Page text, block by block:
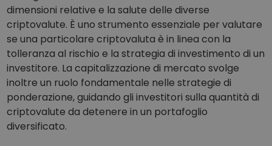
dimensioni relative e la salute delle diverse
criptovalute. È uno strumento essenziale per valutare
se una particolare criptovaluta è in linea con la
tolleranza al rischio e la strategia di investimento di un
investitore. La capitalizzazione di mercato svolge
inoltre un ruolo fondamentale nelle strategie di
ponderazione, guidando gli investitori sulla quantità di
criptovalute da detenere in un portafoglio
diversificato.